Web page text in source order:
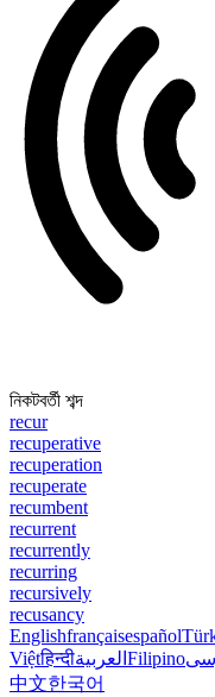
নিকটবর্তী শব্দ
recur
recuperative
recuperation
recuperate
recumbent
recurrent
recurrently
recurring
recursively
recusancy
Englishfrançaisespañol
Việtहिन्दीالعربية Filipino
中文한국어